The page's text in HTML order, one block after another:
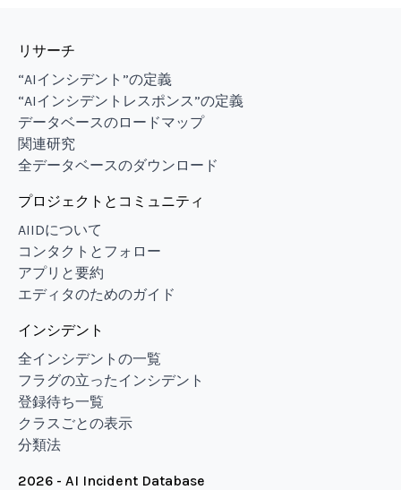
リサーチ
“AIインシデント”の定義
“AIインシデントレスポンス”の定義
データベースのロードマップ
関連研究
全データベースのダウンロード
プロジェクトとコミュニティ
AIIDについて
コンタクトとフォロー
アプリと要約
エディタのためのガイド
インシデント
全インシデントの一覧
フラグの立ったインシデント
登録待ち一覧
クラスごとの表示
分類法
2026 - AI Incident Database